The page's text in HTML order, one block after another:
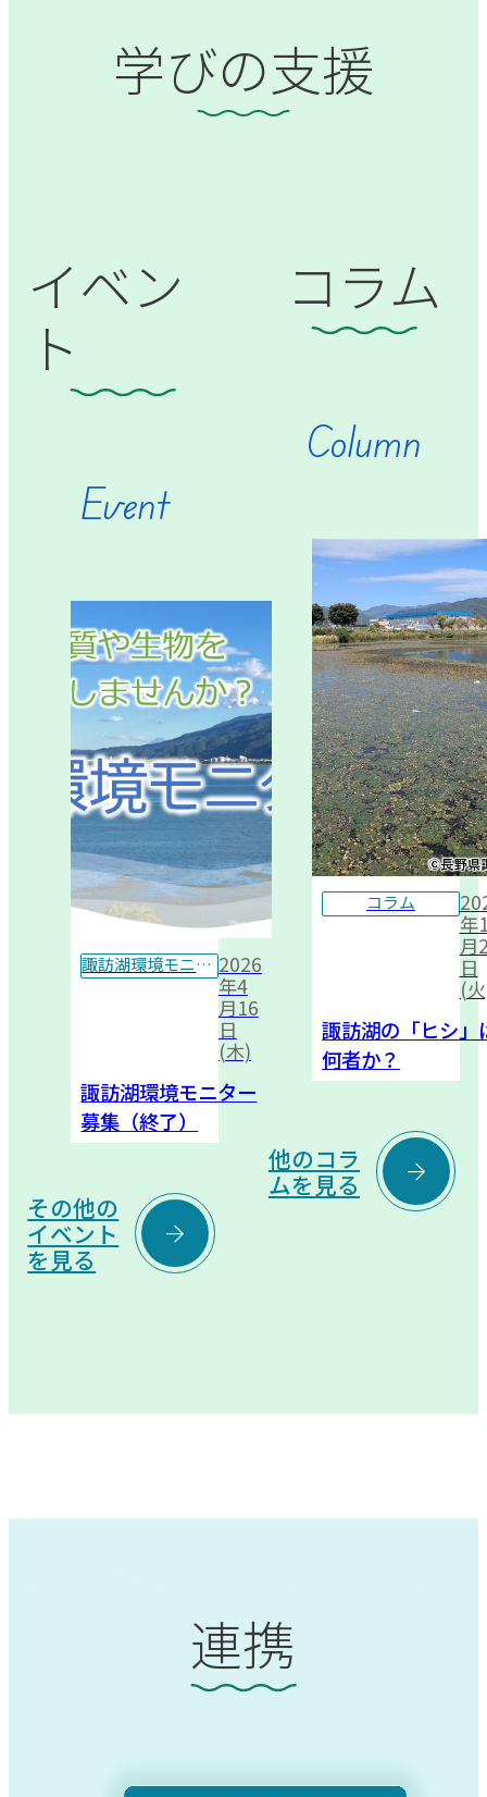
学びの支援
イベン
ト
Event
諏訪湖環境モニター 2026
年4
月16
日
(木)
諏訪湖環境モニター
募集（終了）
その他の
イベント
を見る

コラム
Column
コラム
年
月
日
(
諏訪湖の「ヒシ」
何者か？
他のコラ
ムを見る

連携